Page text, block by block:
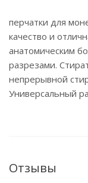
перчатки для
качество и
анатомическим
разрезами.
непрерывной
Универсальный
Отзывы